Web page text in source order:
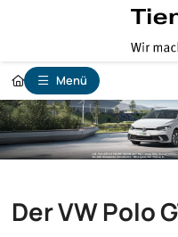
Menü
Der VW Polo